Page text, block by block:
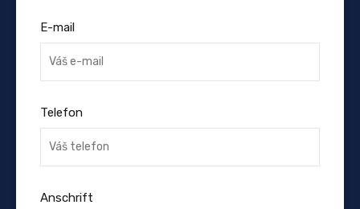
E-mail
Telefon
Anschrift